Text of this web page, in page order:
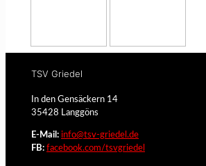
TSV Griedel
In den Gensäckern 14
35428 Langgöns
E-Mail: info@tsv-griedel.de
FB: facebook.com/tsvgriedel